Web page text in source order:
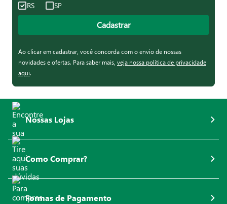
RS SP
Cadastrar
Ao clicar em cadastrar, você concorda com o envio de nossas
novidades e ofertas. Para saber mais, veja nossa política de privacidade
aqui.
Nossas Lojas
Como Comprar?
Formas de Pagamento